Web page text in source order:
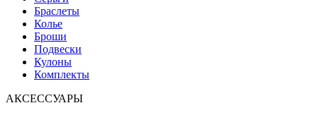
Браслеты
Колье
Броши
Подвески
Кулоны
Комплекты
АКСЕССУАРЫ